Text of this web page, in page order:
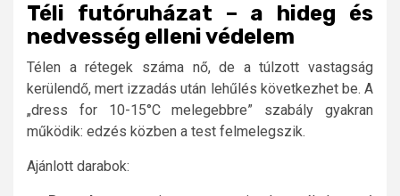
Téli futóruházat – a hideg és
nedvesség elleni védelem
Télen a rétegek száma nő, de a túlzott vastagság
kerülendő, mert izzadás után lehűlés következhet be. A
„dress for 10-15°C melegebbre” szabály gyakran
működik: edzés közben a test felmelegszik.
Ajánlott darabok: